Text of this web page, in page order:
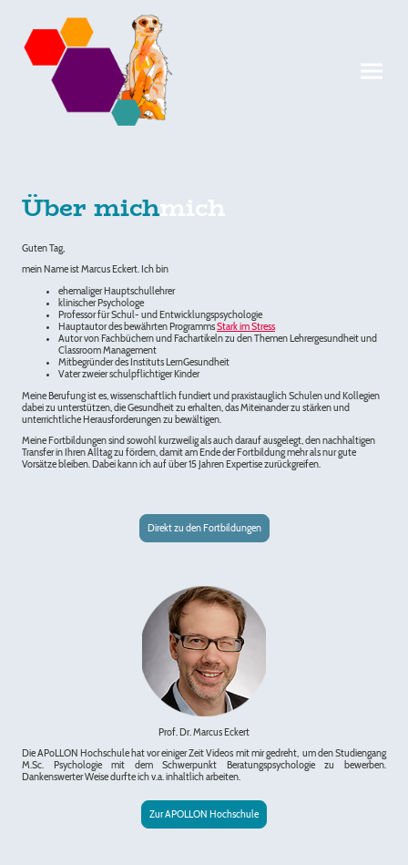
Über michmich
Guten Tag,
mein Name ist Marcus Eckert. Ich bin
ehemaliger Hauptschullehrer
klinischer Psychologe
Professor für Schul- und Entwicklungspsychologie
Hauptautor des bewährten ProgrammsStark im Stress
Autor von Fachbüchern und Fachartikeln zu den Themen Lehrergesundheit und
Classroom Management
Mitbegründer des Instituts LernGesundheit
Vater zweier schulpflichtiger Kinder
Meine Berufung ist es, wissenschaftlich fundiert und praxistauglich Schulen und Kollegien
dabei zu unterstützen, die Gesundheit zu erhalten, das Miteinander zu stärken und
unterrichtliche Herausforderungen zu bewältigen.
Meine Fortbildungen sind sowohl kurzweilig als auch darauf ausgelegt, den nachhaltigen
Transfer in Ihren Alltag zu fördern, damit am Ende der Fortbildung mehr als nur gute
Vorsätze bleiben. Dabei kann ich auf über 15 Jahren Expertise zurückgreifen.
Direkt zu den Fortbildungen
Prof. Dr. Marcus Eckert
Die APoLLON Hochschule hat vor einiger Zeit Videos mit mir gedreht, um den Studiengang
M.Sc. Psychologie mit dem Schwerpunkt Beratungspsychologie zu bewerben.
Dankenswerter Weise durfte ich v.a. inhaltlich arbeiten.
Zur APOLLON Hochschule